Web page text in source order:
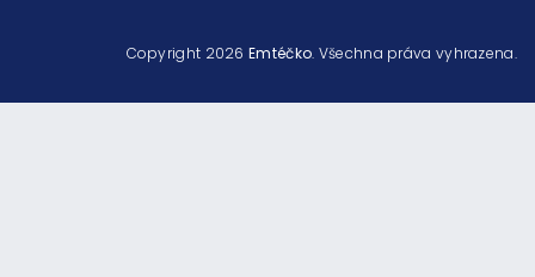
Copyright 2026Emtéčko. Všechna práva vyhrazena.